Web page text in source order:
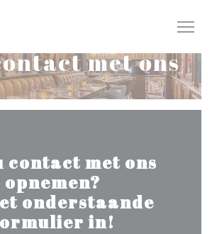
met ons
contact met ons
opnemen?
onderstaande
in!